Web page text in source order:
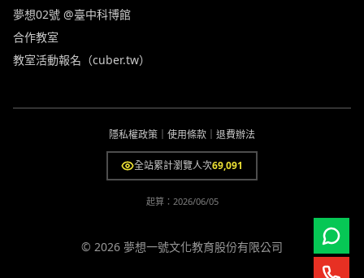
夢想02號 @臺中科博館
合作教室
教室活動報名（cuber.tw）
隱私權政策 使用條款 退費辦法
全站累計瀏覽人次69,091
起算： 2026/06/05
© 2026 夢想一號文化教育股份有限公司